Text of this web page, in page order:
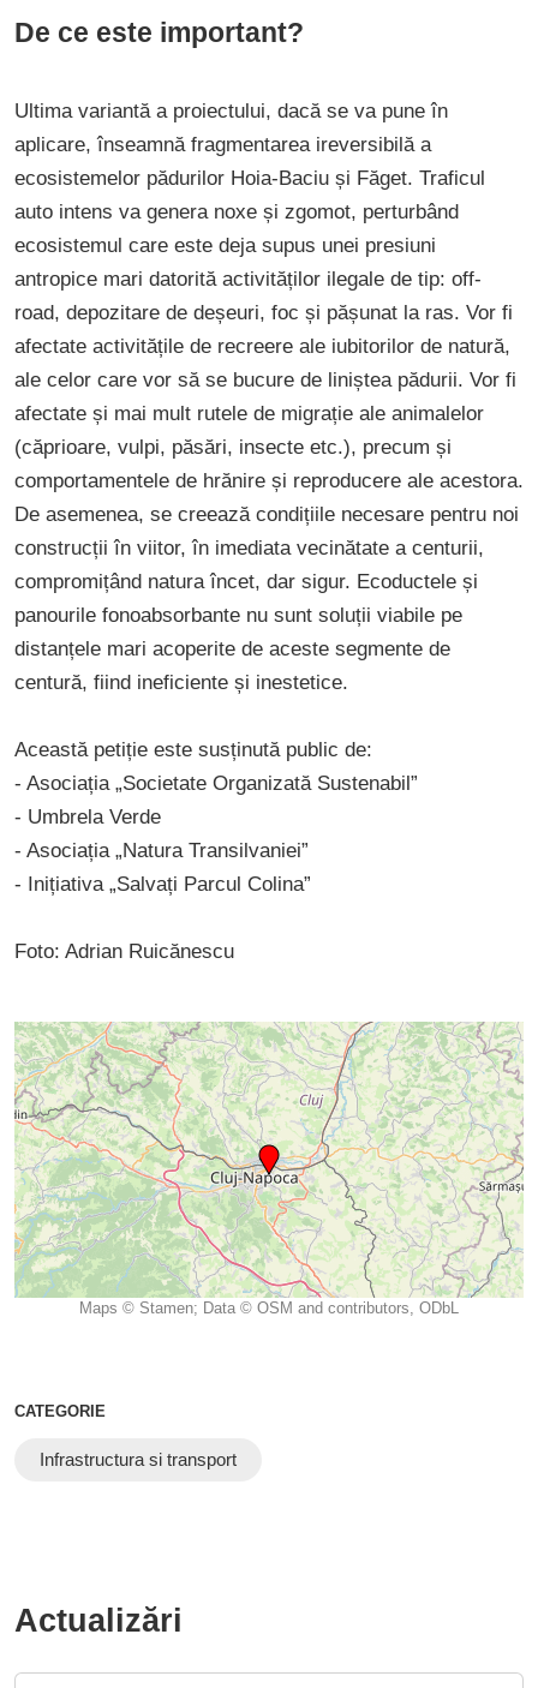
De ce este important?
Ultima variantă a proiectului, dacă se va pune în
aplicare, înseamnă fragmentarea ireversibilă a
ecosistemelor pădurilor Hoia-Baciu și Făget. Traficul
auto intens va genera noxe și zgomot, perturbând
ecosistemul care este deja supus unei presiuni
antropice mari datorită activităților ilegale de tip: off-
road, depozitare de deșeuri, foc și pășunat la ras. Vor fi
afectate activitățile de recreere ale iubitorilor de natură,
ale celor care vor să se bucure de liniștea pădurii. Vor fi
afectate și mai mult rutele de migrație ale animalelor
(căprioare, vulpi, păsări, insecte etc.), precum și
comportamentele de hrănire și reproducere ale acestora.
De asemenea, se creează condițiile necesare pentru noi
construcții în viitor, în imediata vecinătate a centurii,
compromițând natura încet, dar sigur. Ecoductele și
panourile fonoabsorbante nu sunt soluții viabile pe
distanțele mari acoperite de aceste segmente de
centură, fiind ineficiente și inestetice.
Această petiție este susținută public de:
- Asociația „Societate Organizată Sustenabil”
- Umbrela Verde
- Asociația „Natura Transilvaniei”
- Inițiativa „Salvați Parcul Colina”
Foto: Adrian Ruicănescu
Maps © Stamen; Data © OSM and contributors, ODbL
CATEGORIE
Infrastructura si transport
Actualizări